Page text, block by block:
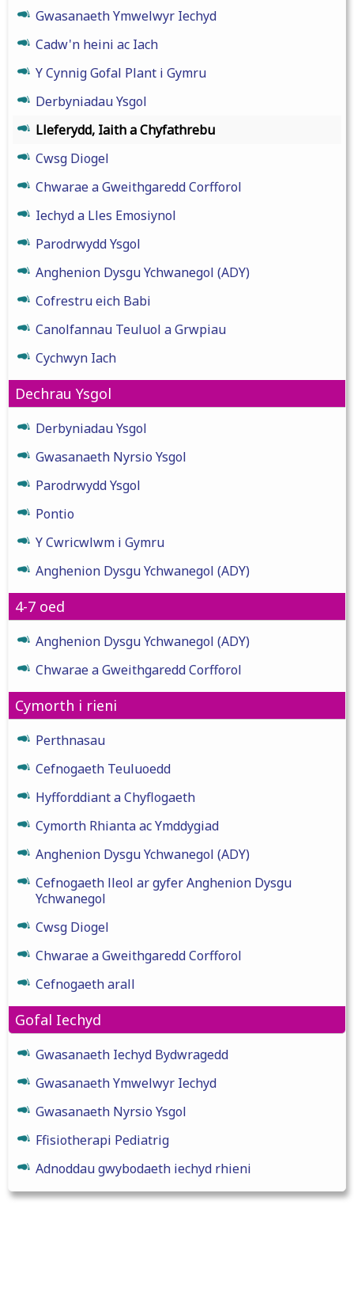
Gwasanaeth Ymwelwyr Iechyd
Cadw'n heini ac Iach
Y Cynnig Gofal Plant i Gymru
Derbyniadau Ysgol
Lleferydd, Iaith a Chyfathrebu
Cwsg Diogel
Chwarae a Gweithgaredd Corfforol
Iechyd a Lles Emosiynol
Parodrwydd Ysgol
Anghenion Dysgu Ychwanegol (ADY)
Cofrestru eich Babi
Canolfannau Teuluol a Grwpiau
Cychwyn Iach
Dechrau Ysgol
Derbyniadau Ysgol
Gwasanaeth Nyrsio Ysgol
Parodrwydd Ysgol
Pontio
Y Cwricwlwm i Gymru
Anghenion Dysgu Ychwanegol (ADY)
4-7 oed
Anghenion Dysgu Ychwanegol (ADY)
Chwarae a Gweithgaredd Corfforol
Cymorth i rieni
Perthnasau
Cefnogaeth Teuluoedd
Hyfforddiant a Chyflogaeth
Cymorth Rhianta ac Ymddygiad
Anghenion Dysgu Ychwanegol (ADY)
Cefnogaeth lleol ar gyfer Anghenion Dysgu
Ychwanegol
Cwsg Diogel
Chwarae a Gweithgaredd Corfforol
Cefnogaeth arall
Gofal Iechyd
Gwasanaeth Iechyd Bydwragedd
Gwasanaeth Ymwelwyr Iechyd
Gwasanaeth Nyrsio Ysgol
Ffisiotherapi Pediatrig
Adnoddau gwybodaeth iechyd rhieni